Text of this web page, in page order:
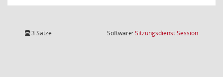
3 Sätze Software:SitzungsdienstSession(Wird in